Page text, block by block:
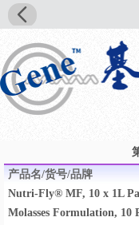
产品名/货号/品牌
Nutri-Fly® MF, 10 x 1L
Molasses Formulation, 10